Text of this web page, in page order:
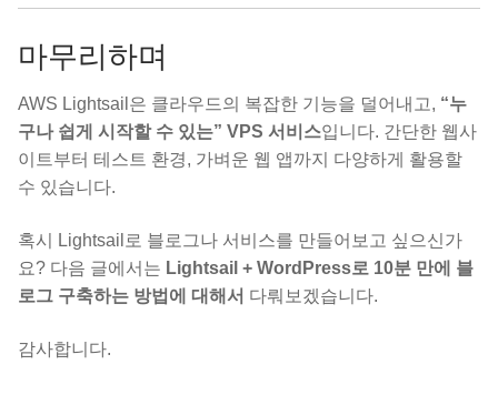
마무리하며
AWS Lightsail은 클라우드의 복잡한 기능을 덜어내고, “누
구나 쉽게 시작할 수 있는” VPS 서비스입니다. 간단한 웹사
이트부터 테스트 환경, 가벼운 웹 앱까지 다양하게 활용할
수 있습니다.
혹시 Lightsail로 블로그나 서비스를 만들어보고 싶으신가
요? 다음 글에서는 Lightsail + WordPress로 10분 만에 블
로그 구축하는 방법에 대해서 다뤄보겠습니다.
감사합니다.